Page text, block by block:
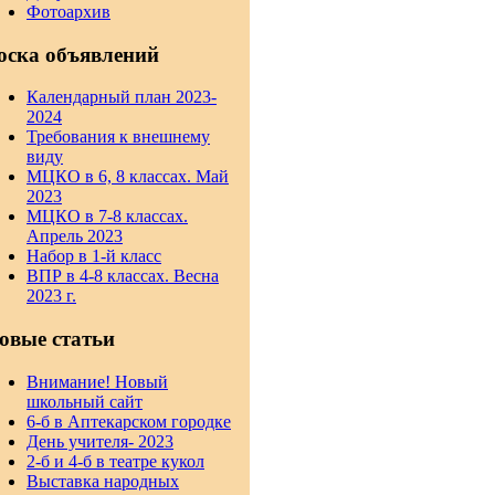
Фотоархив
объявлений
Календарный план 2023-
2024
Требования к внешнему
виду
МЦКО в 6, 8 классах. Май
2023
МЦКО в 7-8 классах.
Апрель 2023
Набор в 1-й класс
ВПР в 4-8 классах. Весна
2023 г.
статьи
Внимание! Новый
школьный сайт
6-б в Аптекарском городке
День учителя- 2023
2-б и 4-б в театре кукол
Выставка народных